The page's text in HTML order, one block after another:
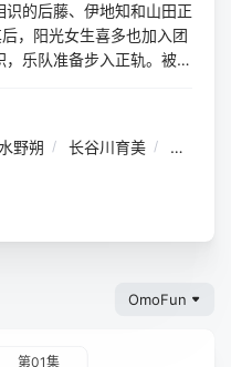
的后藤、伊地知和山田正
，阳光女生喜多也加入团
乐队准备步入正轨。被大
苦恼不已。经过一番自我
破，初出茅庐的“纽带乐
会。没想到演出当日受到
的几位观众到场。在这样
水野朔 / 长谷川育美 /
内田真礼
OmoFun
第01集